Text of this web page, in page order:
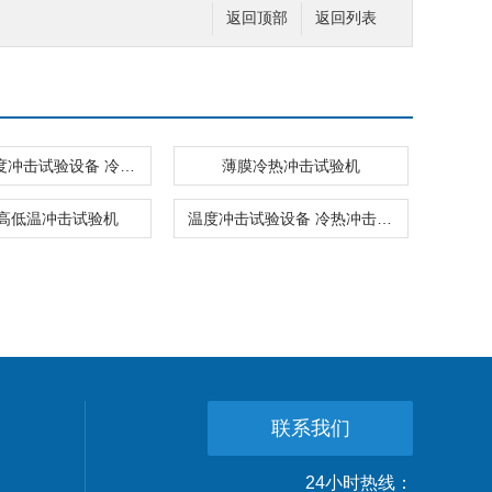
返回列表
返回顶部
薄膜冷热冲击试验机
低温冲击试验机
联系我们
24小时热线：